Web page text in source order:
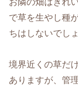
で草を生やし種
ちはしないでしょ
境界近くの草だ
ありますが、管